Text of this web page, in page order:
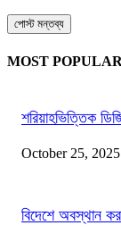
MOST POPULAR
শরিয়াহভিত্তিক
October 25, 2025
বিদেশে অবস্থান